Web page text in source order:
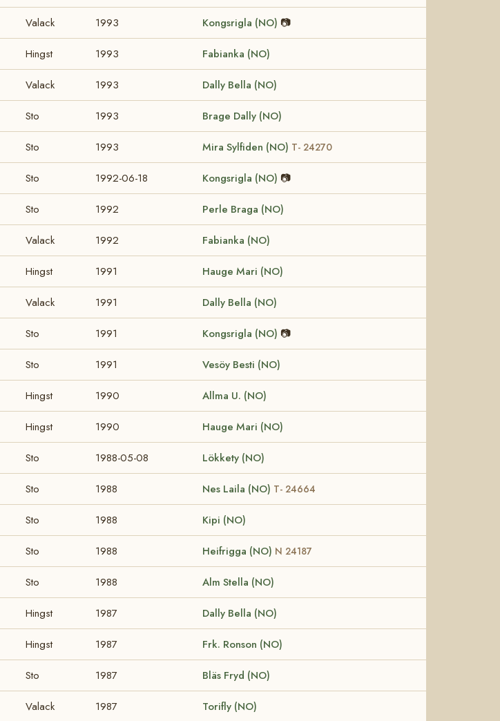
Valack 1993 Kongsrigla (NO) 📷
Hingst 1993 Fabianka (NO)
Valack 1993 Dally Bella (NO)
Sto 1993 Brage Dally (NO)
Sto 1993 Mira Sylfiden (NO) T- 24270
Sto 1992-06-18 Kongsrigla (NO) 📷
Sto 1992 Perle Braga (NO)
Valack 1992 Fabianka (NO)
Hingst 1991 Hauge Mari (NO)
Valack 1991 Dally Bella (NO)
Sto 1991 Kongsrigla (NO) 📷
Sto 1991 Vesöy Besti (NO)
Hingst 1990 Allma U. (NO)
Hingst 1990 Hauge Mari (NO)
Sto 1988-05-08 Lökkety (NO)
Sto 1988 Nes Laila (NO) T- 24664
Sto 1988 Kipi (NO)
Sto 1988 Heifrigga (NO) N 24187
Sto 1988 Alm Stella (NO)
Hingst 1987 Dally Bella (NO)
Hingst 1987 Frk. Ronson (NO)
Sto 1987 Bläs Fryd (NO)
Valack 1987 Torifly (NO)